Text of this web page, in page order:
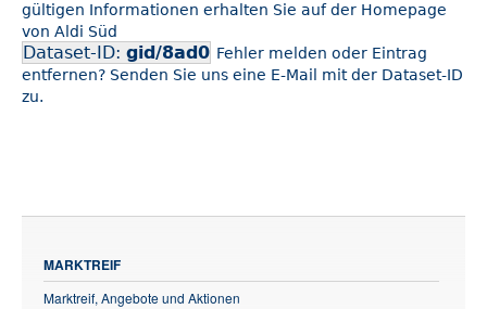
gültigen Informationen erhalten Sie auf der Homepage
von Aldi Süd
Dataset-ID: gid/8ad0 Fehler melden oder Eintrag
entfernen? Senden Sie uns eine E-Mail mit der Dataset-ID
zu.
MARKTREIF
Marktreif, Angebote und Aktionen